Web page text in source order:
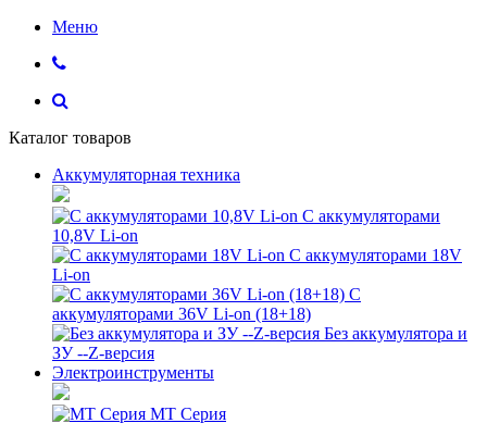
Меню
Каталог товаров
Аккумуляторная техника
С аккумуляторами
10,8V Li-on
С аккумуляторами 18V
Li-on
С
аккумуляторами 36V Li-on (18+18)
Без аккумулятора и
ЗУ --Z-версия
Электроинструменты
MT Серия